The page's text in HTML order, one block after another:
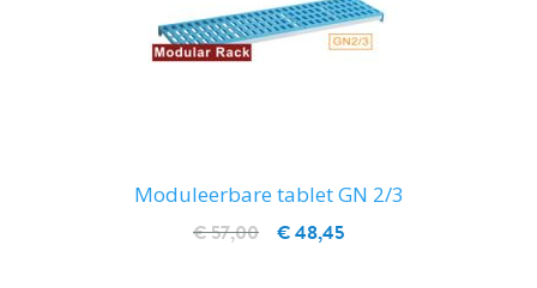
Moduleerbare tablet GN 2/3
€ 48,45
€ 57,00